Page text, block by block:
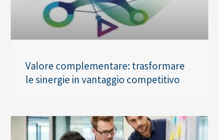
Valore complementare: trasformare
le sinergie in vantaggio competitivo